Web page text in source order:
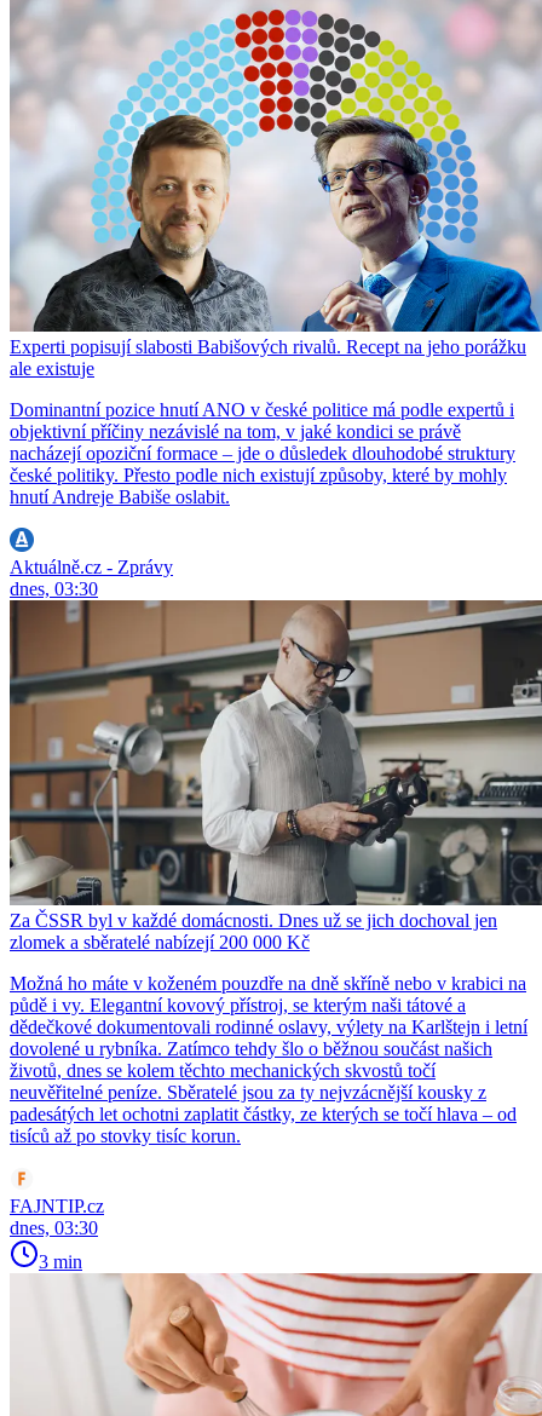
Experti popisují slabosti Babišových rivalů. Recept na jeho porážku
ale existuje
Dominantní pozice hnutí ANO v české politice má podle expertů i
objektivní příčiny nezávislé na tom, v jaké kondici se právě
nacházejí opoziční formace – jde o důsledek dlouhodobé struktury
české politiky. Přesto podle nich existují způsoby, které by mohly
hnutí Andreje Babiše oslabit.
Aktuálně.cz - Zprávy
dnes, 03:30
Za ČSSR byl v každé domácnosti. Dnes už se jich dochoval jen
zlomek a sběratelé nabízejí 200 000 Kč
Možná ho máte v koženém pouzdře na dně skříně nebo v krabici na
půdě i vy. Elegantní kovový přístroj, se kterým naši tátové a
dědečkové dokumentovali rodinné oslavy, výlety na Karlštejn i letní
dovolené u rybníka. Zatímco tehdy šlo o běžnou součást našich
životů, dnes se kolem těchto mechanických skvostů točí
neuvěřitelné peníze. Sběratelé jsou za ty nejvzácnější kousky z
padesátých let ochotni zaplatit částky, ze kterých se točí hlava – od
tisíců až po stovky tisíc korun.
FAJNTIP.cz
dnes, 03:30
3 min